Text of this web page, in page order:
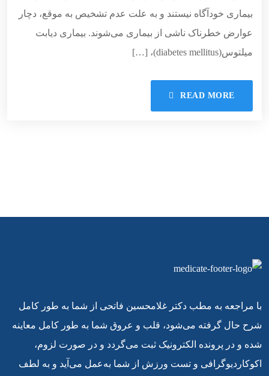
بیماری خودآگاه نیستند و به علت عدم تشخیص به موقع، دچار
عوارض خطرناک ناشی از بیماری می‌شوند. بیماری دیابت
میلتوس(diabetes mellitus)، […]
READ MORE
با مراجعه به مطب دکتر غلامحسین فاتحی از شما به طور کامل
شرح حال گرفته می‌شود، قلب و عروق شما به طور کامل معاینه
شده و در پرونده الکترونیک ثبت می‌گردد و در صورت لزوم،
اکوکاردیوگرافی و تست ورزش از شما به‌عمل می‌آید و به لطف